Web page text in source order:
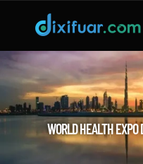
WORLD HEALTH